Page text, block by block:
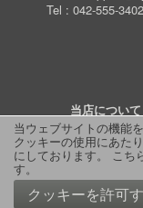
当ウェブサイトの機能
クッキーの使用にあた
にしております。 こち
す。
クッキーを許可
Tel : 042-555-3402
当店について
詳細検索
よ